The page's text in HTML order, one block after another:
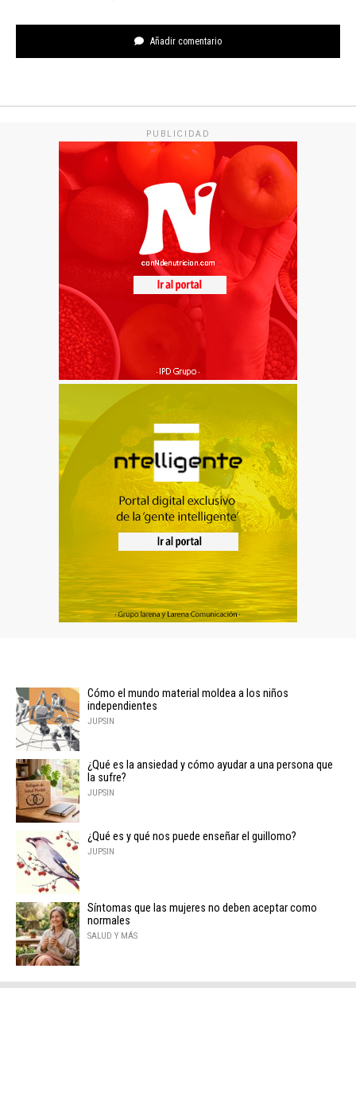
Añadir comentario
PUBLICIDAD
Cómo el mundo material moldea a los niños
independientes
JUPSIN
¿Qué es la ansiedad y cómo ayudar a una persona que
la sufre?
JUPSIN
¿Qué es y qué nos puede enseñar el guillomo?
JUPSIN
Síntomas que las mujeres no deben aceptar como
normales
SALUD Y MÁS